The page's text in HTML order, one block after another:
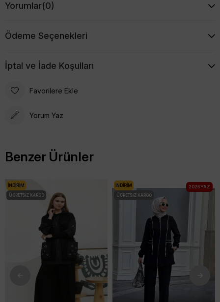
44 Beden Ölçüleri: Kalça 72 cm, Bel 44 cm, Boy Ölçüsü 106 cm
Yorumlar(0)
Ödeme Seçenekleri
İptal ve İade Koşulları
Favorilere Ekle
Yorum Yaz
Benzer Ürünler
İNDIRIM
ÜCRETSIZ KARGO
İNDIRIM
ÜCRETSIZ KARGO
2025 YAZ